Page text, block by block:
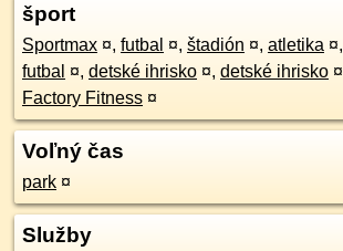
šport
Sportmax ¤, futbal ¤, štadión ¤, atletika ¤,
futbal ¤, detské ihrisko ¤, detské ihrisko ¤
Factory Fitness ¤
Voľný čas
park ¤
Služby